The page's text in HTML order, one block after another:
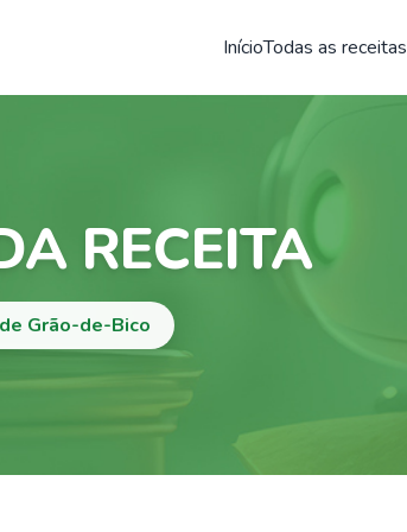
InícioTodas as receitas
RECEITA
Grão-de-Bico